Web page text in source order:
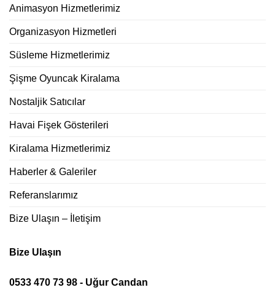
Animasyon Hizmetlerimiz
Organizasyon Hizmetleri
Süsleme Hizmetlerimiz
Şişme Oyuncak Kiralama
Nostaljik Satıcılar
Havai Fişek Gösterileri
Kiralama Hizmetlerimiz
Haberler & Galeriler
Referanslarımız
Bize Ulaşın – İletişim
Bize Ulaşın
0533 470 73 98 - Uğur Candan